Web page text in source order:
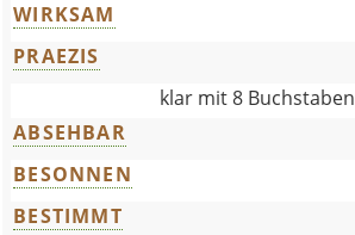
WIRKSAM
PRAEZIS
klar mit 8 Buchstaben
ABSEHBAR
BESONNEN
BESTIMMT